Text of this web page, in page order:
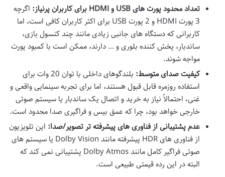
تعداد محدود پورت های USB و HDMI برای کاربران پرنیاز:
اگرچه
3 پورت HDMI و 2 پورت USB برای اکثر کاربران کافی است، اما
کاربرانی که دستگاه های جانبی زیادی مانند چند کنسول بازی،
ساندبار، پخش کننده بلوری و … دارند، ممکن است با کمبود پورت
مواجه شوند.
کیفیت صدای متوسط:
بلندگوهای داخلی با توان 20 وات برای
استفاده روزمره قابل قبول هستند، اما برای تجربه سینمایی واقعی و
غنی، احتمالاً نیاز به خرید و اتصال یک ساندبار یا سیستم صوتی
خارجی خواهد بود، چرا که عمق بیس و فراگیری صدا محدود است.
عدم پشتیبانی از فناوری های پیشرفته تر تصویر/صدا: این تلویزیون
از فناوری های HDR پیشرفته مانند Dolby Vision یا سیستم های
صوتی فراگیر کامل مانند Dolby Atmos پشتیبانی نمی کند که
البته در این رده قیمتی طبیعی است.